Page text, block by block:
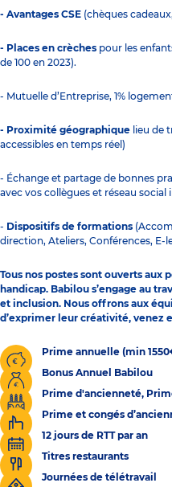
- Avantages CSE (chèques
- Places en crèches pour les
de 100 en 2023).
- Mutuelle d’Entreprise, 1%
- Proximité géographique lieu de
accessibles en temps réel)
- Échange et partage de bonnes
avec vos collègues et réseau social
- Dispositifs de formations
direction, Ateliers, Conférences, E-
Tous nos postes sont ouverts aux
handicap. Babilou s’engage au
et inclusion. Nous offrons aux
d’exprimer leur créativité, venez
Prime annuelle (min
Bonus Annuel Babilou
Prime d'ancienneté,
Prime et congés
12 jours de RTT par an
Titres restaurants
Journées de télétravail